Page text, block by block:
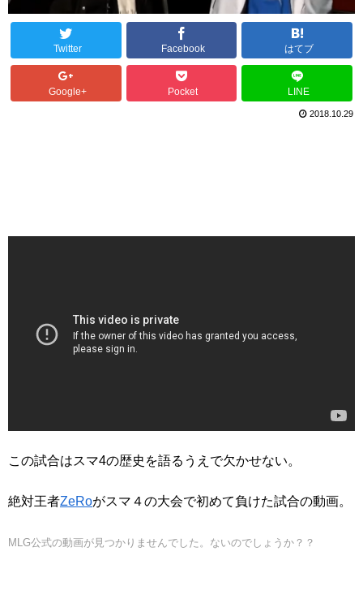
Twitter Facebook はてブ
Google+ Pocket LINE
2018.10.29
この試合はスマ4の歴史を語るうえで欠かせない。
絶対王者ZeRoがスマ４の大会で初めて負けた試合の動画。
MLG公式の動画が見つかりませんでした。 ないのでしょうか？？